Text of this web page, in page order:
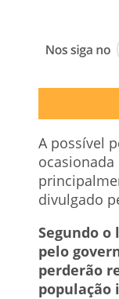
A possível
divulgado
Segundo
pelo
perderão
população